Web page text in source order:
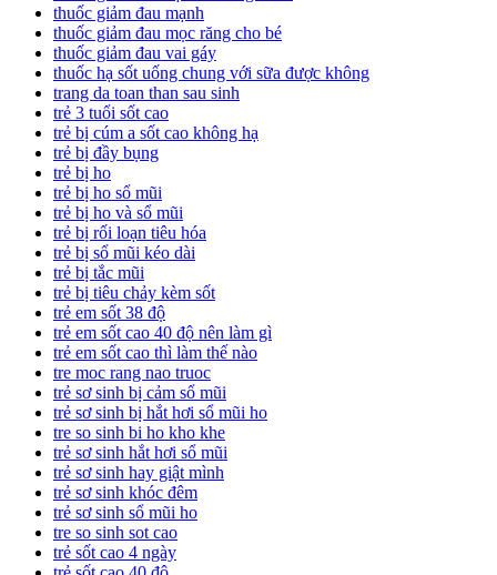
thuốc giảm đau mạnh
thuốc giảm đau mọc răng cho bé
thuốc giảm đau vai gáy
thuốc hạ sốt uống chung với sữa được không
trang da toan than sau sinh
trẻ 3 tuổi sốt cao
trẻ bị cúm a sốt cao không hạ
trẻ bị đầy bụng
trẻ bị ho
trẻ bị ho sổ mũi
trẻ bị ho và sổ mũi
trẻ bị rối loạn tiêu hóa
trẻ bị sổ mũi kéo dài
trẻ bị tắc mũi
trẻ bị tiêu chảy kèm sốt
trẻ em sốt 38 độ
trẻ em sốt cao 40 độ nên làm gì
trẻ em sốt cao thì làm thế nào
tre moc rang nao truoc
trẻ sơ sinh bị cảm sổ mũi
trẻ sơ sinh bị hắt hơi sổ mũi ho
tre so sinh bi ho kho khe
trẻ sơ sinh hắt hơi sổ mũi
trẻ sơ sinh hay giật mình
trẻ sơ sinh khóc đêm
trẻ sơ sinh sổ mũi ho
tre so sinh sot cao
trẻ sốt cao 4 ngày